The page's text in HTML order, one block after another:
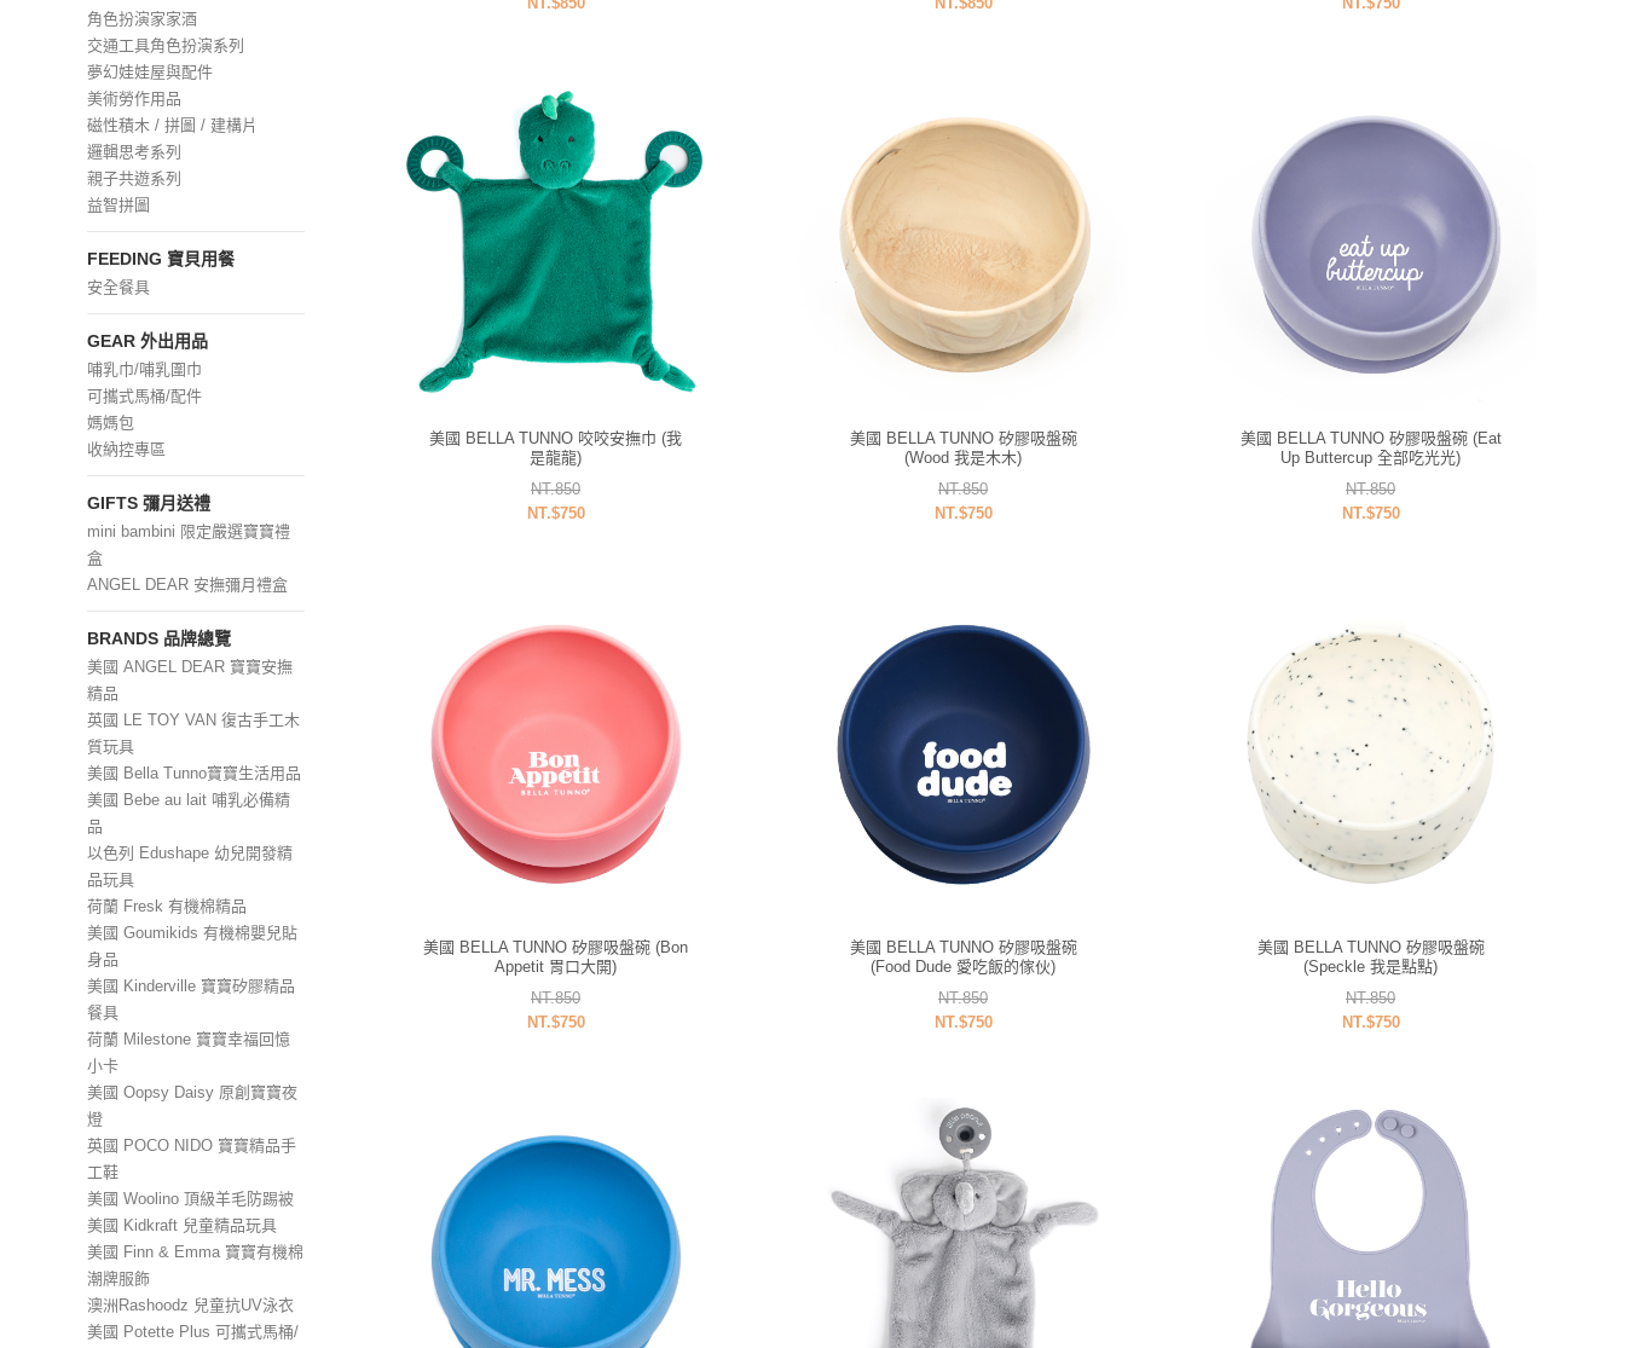
角色扮演家家酒
交通工具角色扮演系列
夢幻娃娃屋與配件
美術勞作用品
磁性積木 / 拼圖 / 建構片
邏輯思考系列
親子共遊系列
益智拼圖
FEEDING 寶貝用餐
安全餐具
GEAR 外出用品
哺乳巾/哺乳圍巾
可攜式馬桶/配件
媽媽包
收納控專區
GIFTS 彌月送禮
mini bambini 限定嚴選寶寶禮
盒
ANGEL DEAR 安撫彌月禮盒
BRANDS 品牌總覽
美國 ANGEL DEAR 寶寶安撫
精品
英國 LE TOY VAN 復古手工木
質玩具
美國 Bella Tunno寶寶生活用品
美國 Bebe au lait 哺乳必備精
品
以色列 Edushape 幼兒開發精
品玩具
荷蘭 Fresk 有機棉精品
美國 Goumikids 有機棉嬰兒貼
身品
美國 Kinderville 寶寶矽膠精品
餐具
荷蘭 Milestone 寶寶幸福回憶
小卡
美國 Oopsy Daisy 原創寶寶夜
燈
英國 POCO NIDO 寶寶精品手
工鞋
美國 Woolino 頂級羊毛防踢被
美國 Kidkraft 兒童精品玩具
美國 Finn & Emma 寶寶有機棉
潮牌服飾
澳洲Rashoodz 兒童抗UV泳衣
美國 Potette Plus 可攜式馬桶/
美國 BELLA TUNNO 咬咬安撫巾 (我
是龍龍)
NT.850
NT.$750
美國 BELLA TUNNO 矽膠吸盤碗
(Wood 我是木木)
NT.850
NT.$750
美國 BELLA TUNNO 矽膠吸盤碗 (Eat
Up Buttercup 全部吃光光)
NT.850
NT.$750
美國 BELLA TUNNO 矽膠吸盤碗 (Bon
Appetit 胃口大開)
NT.850
NT.$750
美國 BELLA TUNNO 矽膠吸盤碗
(Food Dude 愛吃飯的傢伙)
NT.850
NT.$750
美國 BELLA TUNNO 矽膠吸盤碗
(Speckle 我是點點)
NT.850
NT.$750